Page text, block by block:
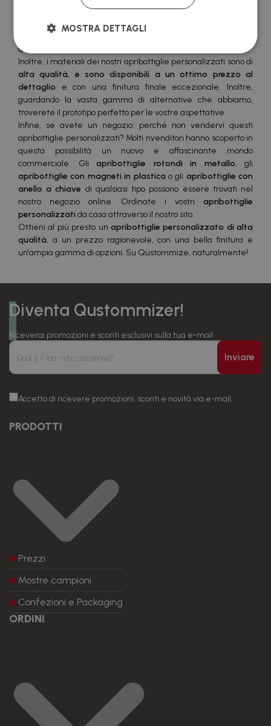
non sono i più comuni in questo tipo di servizi
garantire la massima soddisfazione! Ecco perché disponiamo
di esclusivi design personalizzati di apribottiglie che voi, in
qualità di utenti, potete creare.
Inoltre, i materiali dei nostri apribottiglie personalizzati sono di
alta qualità, e sono disponibili a un ottimo prezzo al
dettaglio e con una finitura finale eccezionale. Inoltre,
guardando la vasta gamma di alternative che abbiamo,
troverete il prototipo perfetto per le vostre aspettative.
Infine, se avete un negozio: perché non vendervi questi
apribottiglie personalizzati? Molti rivenditori hanno scoperto in
questa possibilità un nuovo e affascinante mondo
commerciale. Gli apribottiglie rotondi in metallo, gli
apribottiglie con magneti in plastica o gli apribottiglie con
anello a chiave di qualsiasi tipo possono essere trovati nel
nostro negozio online. Ordinate i vostri apribottiglie
personalizzati da casa attraverso il nostro sito.
Ottieni al più presto un apribottiglie personalizzato di alta
qualità, a un prezzo ragionevole, con una bella finitura e
un'ampia gamma di opzioni. Su Qustommize, naturalmente!
Diventa Qustommizer!
Riceverai promozioni e sconti esclusivi sulla tua e-mail.
Inviare
Accetto di ricevere promozioni, sconti e novità via e-mail.
PRODOTTI
Prezzi
Mostre campioni
Confezioni e Packaging
ORDINI
MOSTRA DETTAGLI